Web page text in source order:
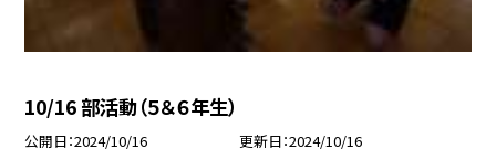
10/16 部活動（５＆６年生）
公開日 2024/10/16 更新日 2024/10/16